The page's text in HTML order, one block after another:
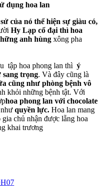
dụng hoa lan
của nó thể hiện sự giàu có,
Hy Lạp cổ đại thì hoa
anh hùng xông pha
tập hoa phong lan thì ý
sang trọng. Và đây cũng là
cũng như phòng bệnh vô
khỏi những bệnh tật. Với
hoa phong lan với chocolate
quyền lực. Hoa lan mang
chủ nhận được lẵng hoa
khai trương